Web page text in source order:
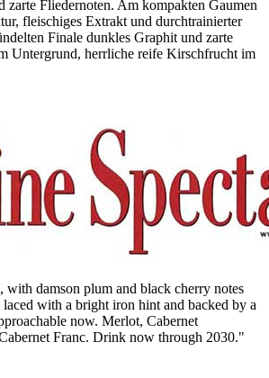
zarte Fliedernoten. Am kompakten Gaumen
fleischiges Extrakt und durchtrainierter
Finale dunkles Graphit und zarte
Untergrund, herrliche reife Kirschfrucht im
with damson plum and black cherry notes
with a bright iron hint and backed by a
now. Merlot, Cabernet
Franc. Drink now through 2030."